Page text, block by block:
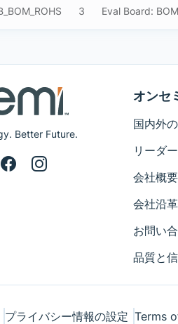
3 Eval Board: BOM
Better Future.
オンセ
国内外
リーダ
会社概要
会社沿革
お問い
品質と
プライバシー情報の設定 Terms